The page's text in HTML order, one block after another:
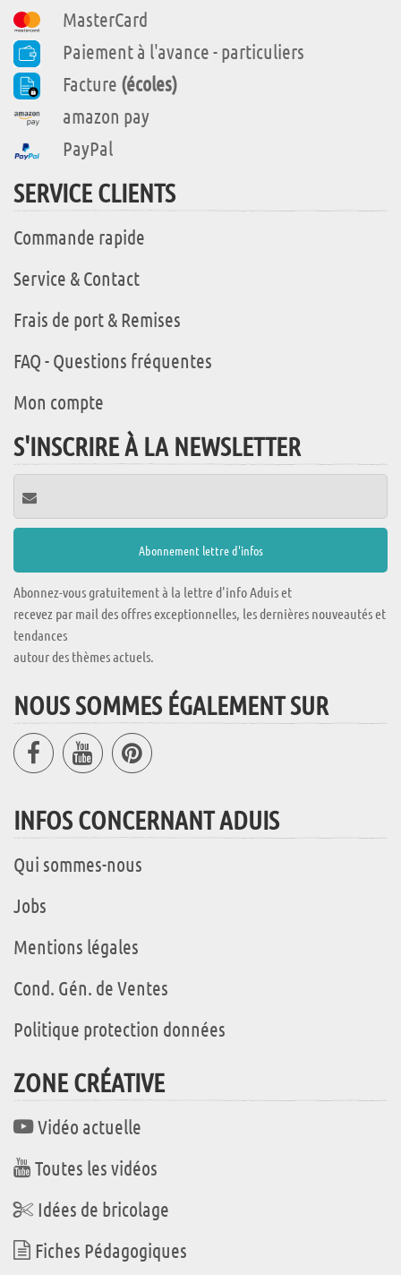
MasterCard
Paiement à l'avance - particuliers
Facture (écoles)
amazon pay
PayPal
SERVICE CLIENTS
Commande rapide
Service & Contact
Frais de port & Remises
FAQ - Questions fréquentes
Mon compte
S'INSCRIRE À LA NEWSLETTER
Abonnez-vous gratuitement à la lettre d'info Aduis et
recevez par mail des offres exceptionnelles, les dernières nouveautés et
tendances
autour des thèmes actuels.
NOUS SOMMES ÉGALEMENT SUR
INFOS CONCERNANT ADUIS
Qui sommes-nous
Jobs
Mentions légales
Cond. Gén. de Ventes
Politique protection données
ZONE CRÉATIVE
Vidéo actuelle
Toutes les vidéos
Idées de bricolage
Fiches Pédagogiques